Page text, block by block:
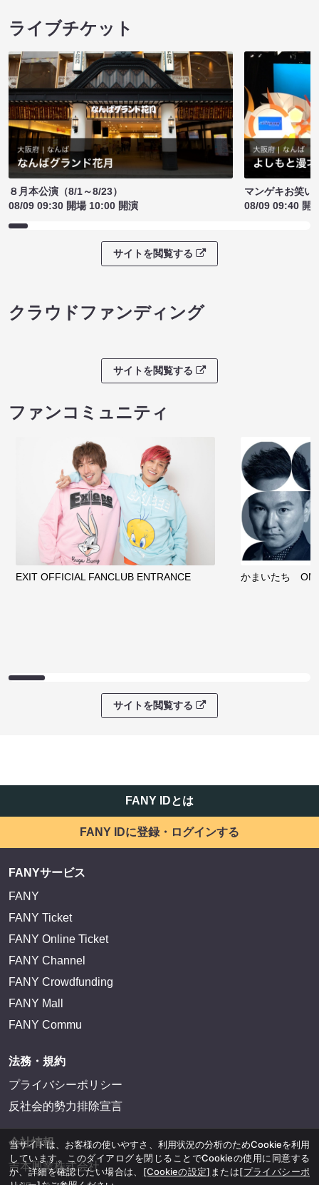
ライブチケット
８月本公演（8/1～8/23）
08/09 09:30 開場 10:00 開演
マンゲキお笑い
08/09 09:40 開
サイトを閲覧する
クラウドファンディング
サイトを閲覧する
ファンコミュニティ
EXIT OFFICIAL FANCLUB ENTRANCE かまいたち
サイトを閲覧する
FANY IDとは
FANY IDに登録・ログインする
FANYサービス
FANY
FANY Ticket
FANY Online Ticket
FANY Channel
FANY Crowdfunding
FANY Mall
FANY Commu
法務・規約
プライバシーポリシー
反社会的勢力排除宣言
会社情報
吉本興業株式会社
当サイトは、お客様の使いやすさ、利用状況の分析のためCookieを利用
しています。このダイアログを閉じることでCookieの使用に同意する
か、詳細を確認したい場合は、 [Cookieの設定] または[プライバシーポ